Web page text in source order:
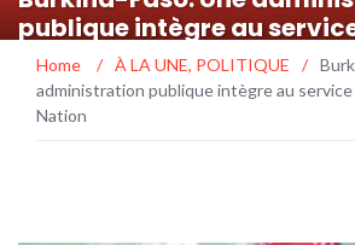
publique intègre au
la Nation
Home / À LA UNE, POLITIQUE /
administration publique intègre au service
Nation